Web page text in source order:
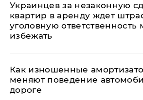
Украинцев за незаконную
квартир в аренду ждет
уголовную ответственность
избежать
Как изношенные
меняют поведение
дороге